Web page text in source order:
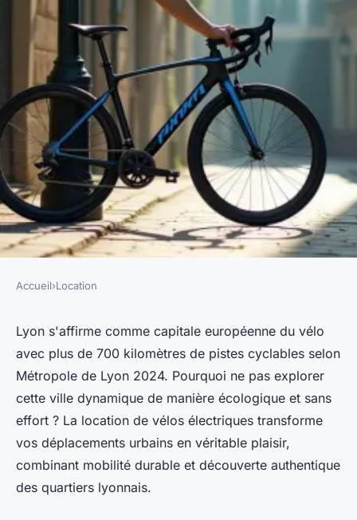
Location de vélo électrique à
lyon : les meilleurs conseils
pratiques
Callista• 11/03/2026 19:01 •8 min de lecture
Accueil›Location
Lyon s'affirme comme capitale européenne du vélo
avec plus de 700 kilomètres de pistes cyclables selon
Métropole de Lyon 2024. Pourquoi ne pas explorer
cette ville dynamique de manière écologique et sans
effort ? La location de vélos électriques transforme
vos déplacements urbains en véritable plaisir,
combinant mobilité durable et découverte authentique
des quartiers lyonnais.